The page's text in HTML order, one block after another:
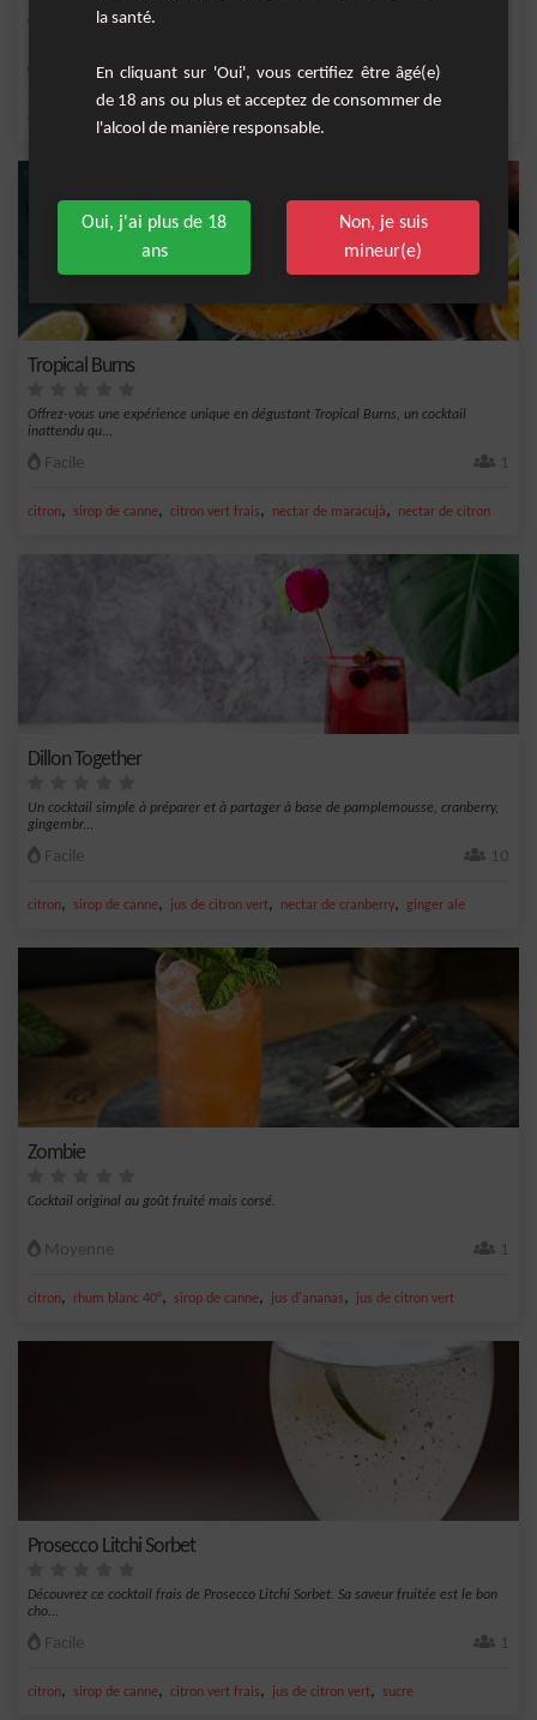
Cocktail très rafraîchissant et plaisant. Parfait pour toutes les occasions.
Moyenne
citron sirop de canne triple sec jus de citron vert
Tropical Burns
Offrez-vous une expérience unique en dégustant Tropical Burns, un cocktail
inattendu qu...
Facile 1
citron, sirop de canne, citron vert frais, nectar de maracujà, nectar de citron
Dillon Together
Un cocktail simple à préparer et à partager à base de pamplemousse, cranberry,
gingembr...
Facile 10
citron, sirop de canne, jus de citron vert, nectar de cranberry, ginger ale
Zombie
Cocktail original au goût fruité mais corsé.
Moyenne 1
citron, rhum blanc 40°, sirop de canne, jus d'ananas, jus de citron vert
Prosecco Litchi Sorbet
Découvrez ce cocktail frais de Prosecco Litchi Sorbet. Sa saveur fruitée est le bon
cho...
Facile 1
citron, sirop de canne, citron vert frais, jus de citron vert, sucre
la santé.
En cliquant sur 'Oui', vous certifiez être âgé(e)
de 18 ans ou plus et acceptez de consommer de
l'alcool de manière responsable.
Oui, j'ai plus de 18
ans
Non, je suis
mineur(e)